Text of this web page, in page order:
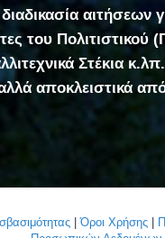
αιτήσεων
του Πολιτιστικού
Στέκια
αποκλειστικά
|Όροι Χρήσης